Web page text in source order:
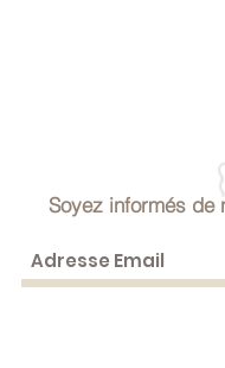
Soyez informés de